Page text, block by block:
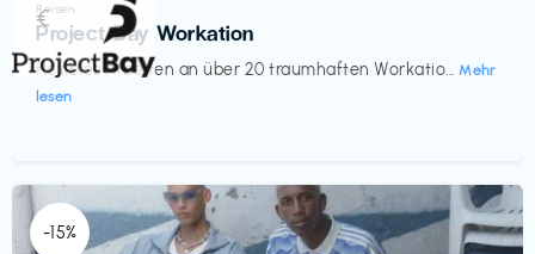
Reisen
Project Bay Workation
flexibles Arbeiten an über 20 traumhaften Workatio... Mehr
lesen
€‎
-15%